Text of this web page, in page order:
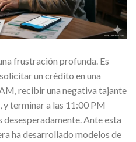
frustración profunda. Es
un crédito en una
recibir una negativa tajante
y terminar a las 11:00 PM
Ante esta
ha desarrollado modelos de